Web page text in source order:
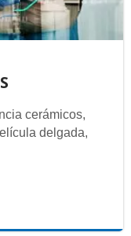
cerámicos,
delgada,